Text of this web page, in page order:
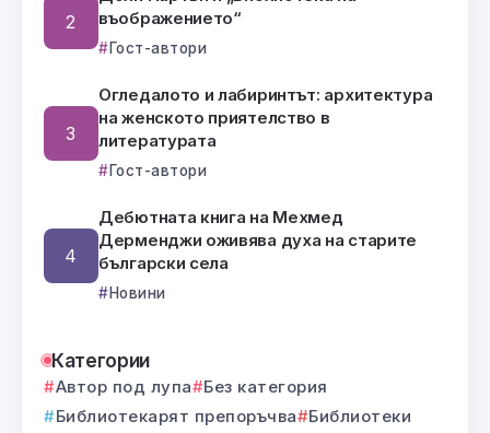
въображението“
Гост-автори
Огледалото и лабиринтът: архитектура
на женското приятелство в
литературата
Гост-автори
Дебютната книга на Мехмед
Дерменджи оживява духа на старите
български села
Новини
Категории
Автор под лупа
Без категория
Библиотекарят препоръчва
Библиотеки